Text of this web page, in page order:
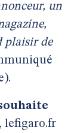
un
plaisir de
lefigaro.fr